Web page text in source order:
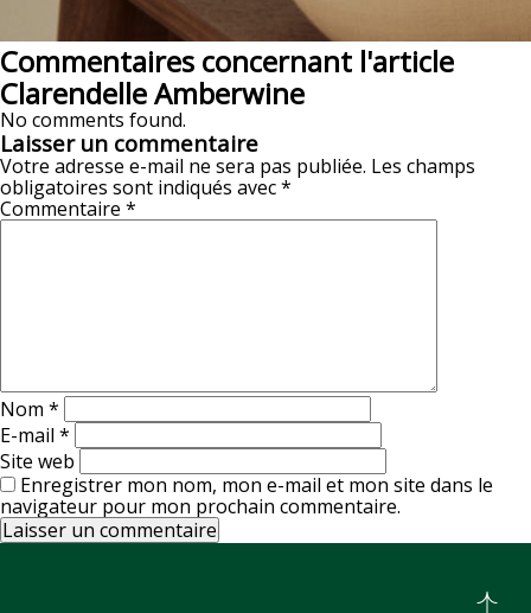
Commentaires concernant l'article
Clarendelle Amberwine
No comments found.
Laisser un commentaire
Votre adresse e-mail ne sera pas publiée. Les champs
obligatoires sont indiqués avec*
Commentaire *
Nom *
E-mail *
Site web
Enregistrer mon nom, mon e-mail et mon site dans le
navigateur pour mon prochain commentaire.